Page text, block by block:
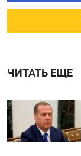
ЧИТАТЬ ЕЩЕ